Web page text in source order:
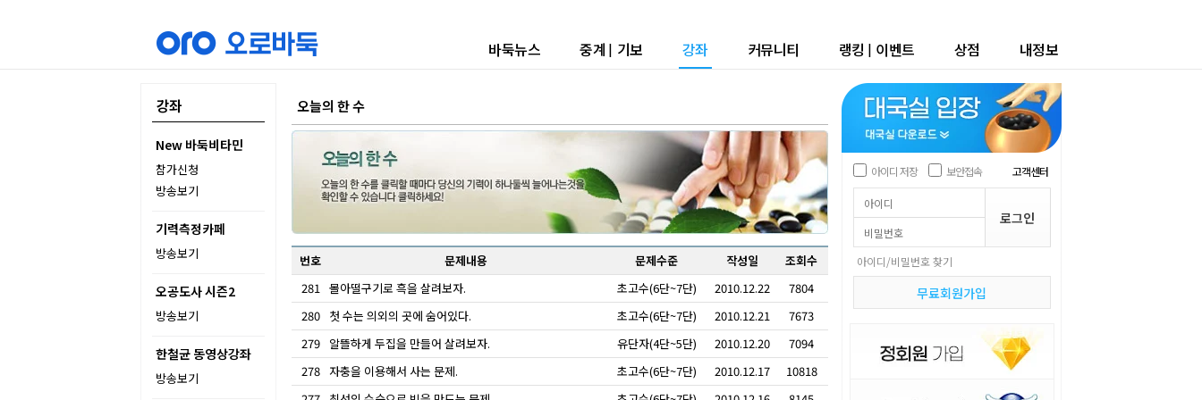
바둑뉴스 중계 | 기보 강좌 커뮤니티 랭킹 | 이벤트 상점 내정보
강좌
New 바둑비타민
참가신청
방송보기
기력측정카페
방송보기
오공도사 시즌2
방송보기
한철균 동영상강좌
방송보기
오늘의 한 수
번호 문제내용 문제수준 작성일
조회수
281 몰아떨구기로 흑을 살려보자. 초고수(6단~7단) 2010.12.22
7804
280
첫 수는 의외의 곳에 숨어있다. 초고수(6단~7단) 2010.12.21
7673
279
알뜰하게 두집을 만들어 살려보자. 유단자(4단~5단) 2010.12.20
7094
278
자충을 이용해서 사는 문제. 초고수(6단~7단) 2010.12.17
10818
아이디 저장 보안접속 고객센터
아이디/비밀번호 찾기
무료회원가입